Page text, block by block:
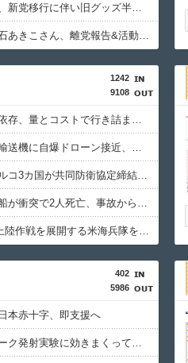
【悲報】テレ朝「れいわ、新党移行に伴い旧グッズ半額セール開催。でも『秘書給与疑惑』あるよね＾＾」
【さようなら】れいわ大石あきこさん、離党報告&活動休止を宣言
1242
9108
日米のレアアース脱中国依存、量とコストで行き詰まり…台湾メディア！
ドイツ空港のウクライナ輸送機に自爆ドローン接近、見つけた空港職員が蹴り落とす…高性能プラスチック爆弾搭載！
サウジ・パキスタン・トルコ3カ国が共同防衛協定締結…「イスラム版NATO」指摘も！
中国海警局と中国海軍の船が衝突で2人死亡、事故から約1年を経て公表…南シナ海でフィリピン船を追跡中！
1944年7月、グアム島に上陸作戦を展開する米海兵隊を空撮！
402
5986
本赤十字、即支援へ
中国さん、日本のトマホーク発射実験に効きまくってしまうｗｗｗｗｗ